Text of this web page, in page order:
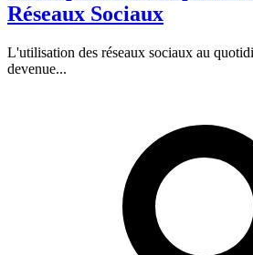
Réseaux Sociaux
L'utilisation des réseaux sociaux au
devenue...